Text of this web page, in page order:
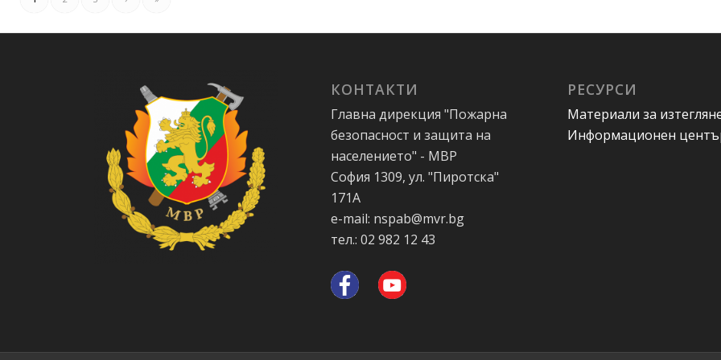
КОНТАКТИ
Главна дирекция "Пожарна
безопасност и защита на
населението" - МВР
София 1309, ул. "Пиротска"
171А
e-mail: nspab@mvr.bg
тел.: 02 982 12 43
РЕСУРСИ
Материали за
Информационен